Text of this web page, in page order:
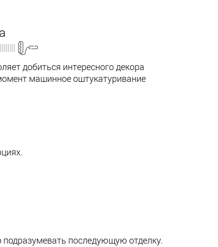
добиться интересного декора
машинное оштукатуривание
последующую отделку.